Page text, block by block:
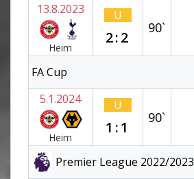
13.8.2023
Heim
U
2:2
90`
FA Cup
5.1.2024
Heim
U
1:1
90`
Premier League 2022/2023